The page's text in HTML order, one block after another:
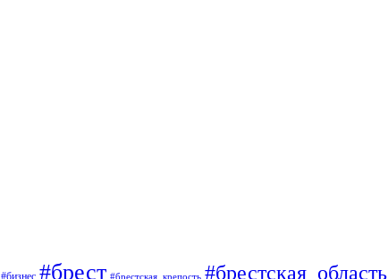
#брест #брестская_крепость #брестская_область